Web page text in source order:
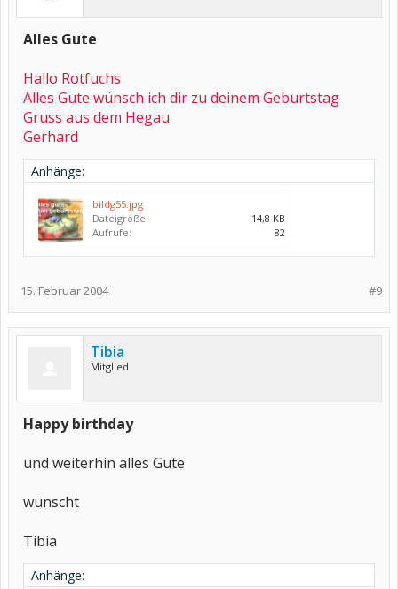
Alles Gute
Hallo Rotfuchs
Alles Gute wünsch ich dir zu deinem Geburtstag
Gruss aus dem Hegau
Gerhard
Anhänge:
bildg55.jpg
Dateigröße:
14,8 KB
Aufrufe:
82
#9
15. Februar 2004
Tibia
Mitglied
Happy birthday
und weiterhin alles Gute
wünscht
Tibia
Anhänge: